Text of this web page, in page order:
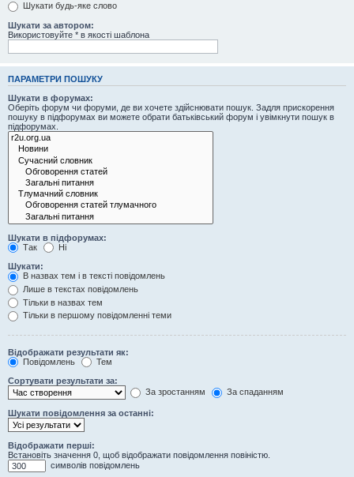
Шукати будь-яке слово
Шукати за автором:
Використовуйте * в якості шаблона
ПАРАМЕТРИ ПОШУКУ
Шукати в форумах:
Оберіть форум чи форуми, де ви хочете здійснювати пошук. Задля прискорення
пошуку в підфорумах ви можете обрати батьківський форум і увімкнути пошук в
підфорумах.
Шукати в підфорумах:
Так
Ні
Шукати:
В назвах тем і в тексті повідомлень
Лише в текстах повідомлень
Тільки в назвах тем
Тільки в першому повідомленні теми
Відображати результати як:
Повідомлень
Тем
Сортувати результати за:
За зростанням
За спаданням
Шукати повідомлення за останні:
Відображати перші:
Встановіть значення 0, щоб відображати повідомлення повіністю.
символів повідомлень